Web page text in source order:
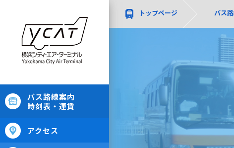
バス路線案内
時刻表・運賃
アクセス
トップページ バス